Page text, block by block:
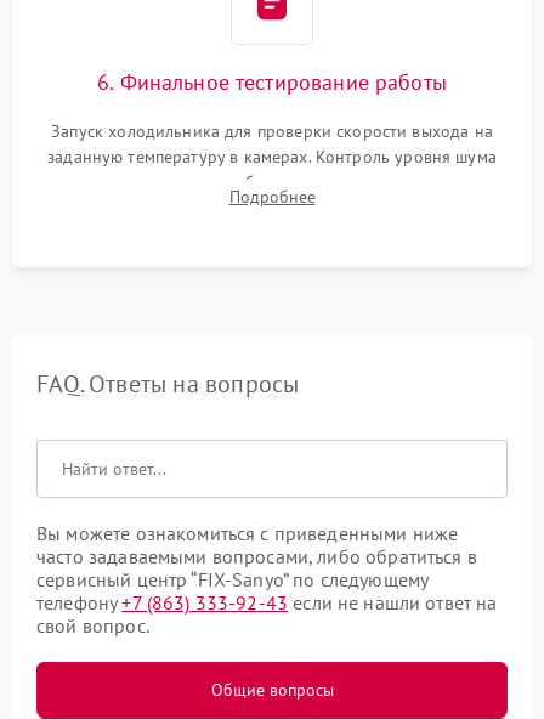
6. Финальное тестирование работы
Запуск холодильника для проверки скорости выхода на
заданную температуру в камерах. Контроль уровня шума
компрессора, отсутствия обмерзания стенок и корректного
срабатывания системы автоматической оттайки.
Подробнее
FAQ. Ответы на вопросы
Вы можете ознакомиться с приведенными ниже
часто задаваемыми вопросами, либо обратиться в
сервисный центр “FIX-Sanyo” по следующему
телефону+7 (863) 333-92-43 если не нашли ответ на
свой вопрос.
Общие вопросы